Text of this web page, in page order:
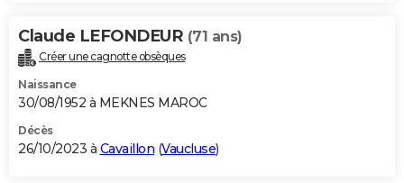
Claude LEFONDEUR (71 ans)
Créer une cagnotte obsèques
Naissance
30/08/1952 à MEKNES MAROC
Décès
26/10/2023 à Cavaillon (Vaucluse)